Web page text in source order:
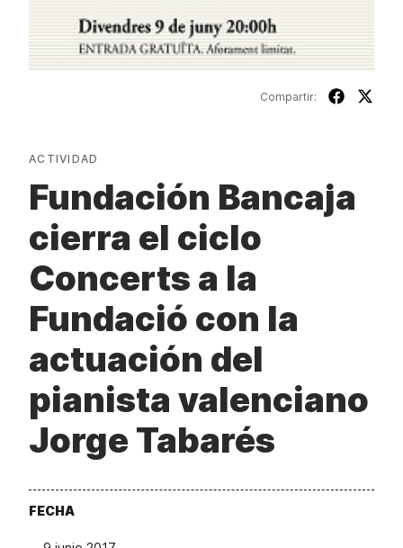
Compartir:
ACTIVIDAD
Fundación Bancaja
cierra el ciclo
Concerts a la
Fundació con la
actuación del
pianista valenciano
Jorge Tabarés
FECHA